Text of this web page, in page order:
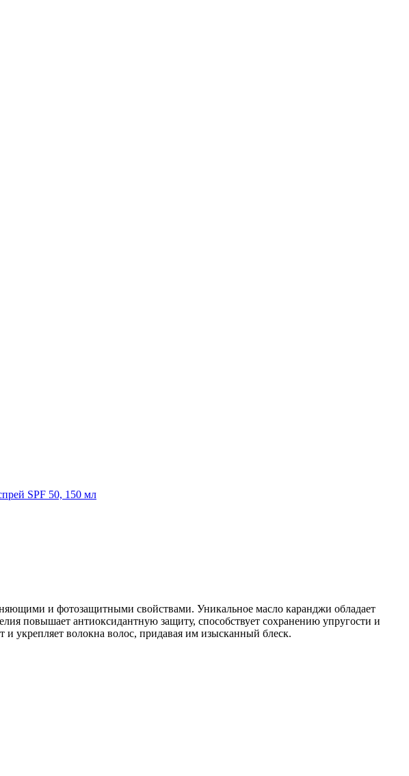
SPF 50, 150 мл
и фотозащитными свойствами. Уникальное масло каранджи обладает
повышает антиоксидантную защиту, способствует сохранению упругости и
укрепляет волокна волос, придавая им изысканный блеск.